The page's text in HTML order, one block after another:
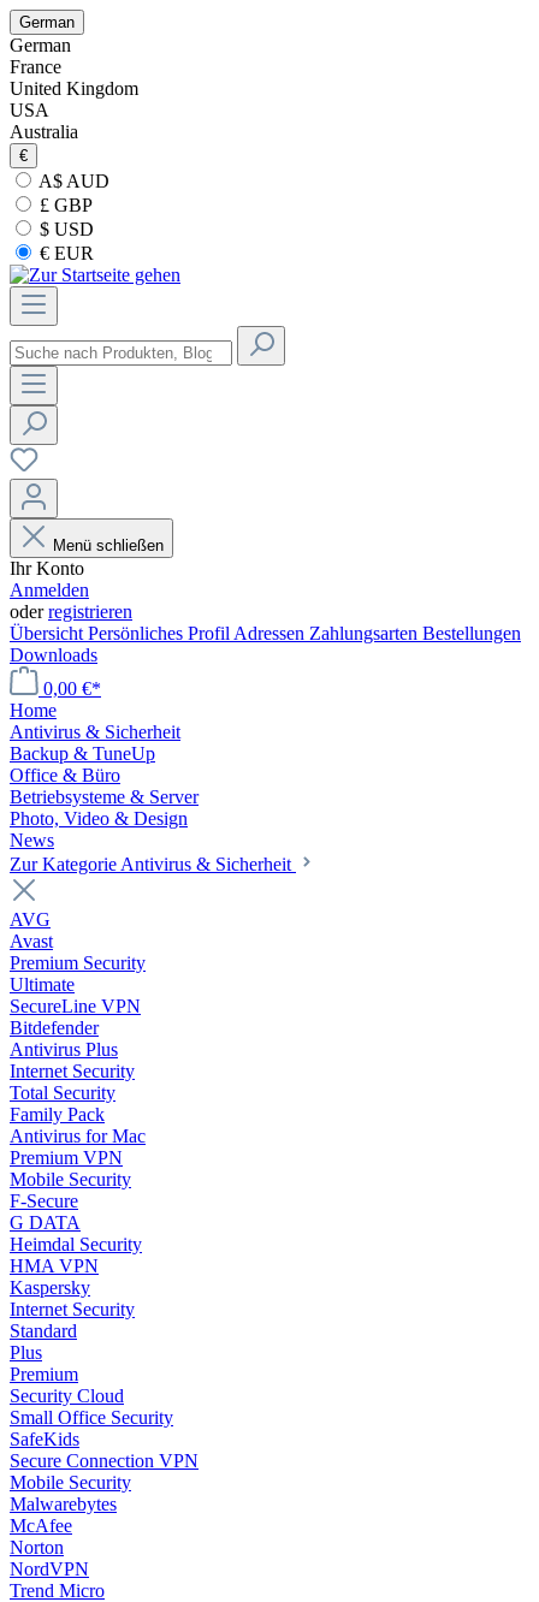
German
German
France
United Kingdom
USA
Australia
€
A$ AUD
£ GBP
$ USD
€ EUR
Menü schließen
Ihr Konto
Anmelden
oderregistrieren
Übersicht Persönliches Profil Adressen Zahlungsarten Bestellungen
Downloads
0,00 €*
Home
Antivirus & Sicherheit
Backup & TuneUp
Office & Büro
Betriebsysteme & Server
Photo, Video & Design
News
Zur Kategorie Antivirus & Sicherheit
AVG
Avast
Premium Security
Ultimate
SecureLine VPN
Bitdefender
Antivirus Plus
Internet Security
Total Security
Family Pack
Antivirus for Mac
Premium VPN
Mobile Security
F-Secure
G DATA
Heimdal Security
HMA VPN
Kaspersky
Internet Security
Standard
Plus
Premium
Security Cloud
Small Office Security
SafeKids
Secure Connection VPN
Mobile Security
Malwarebytes
McAfee
Norton
NordVPN
Trend Micro